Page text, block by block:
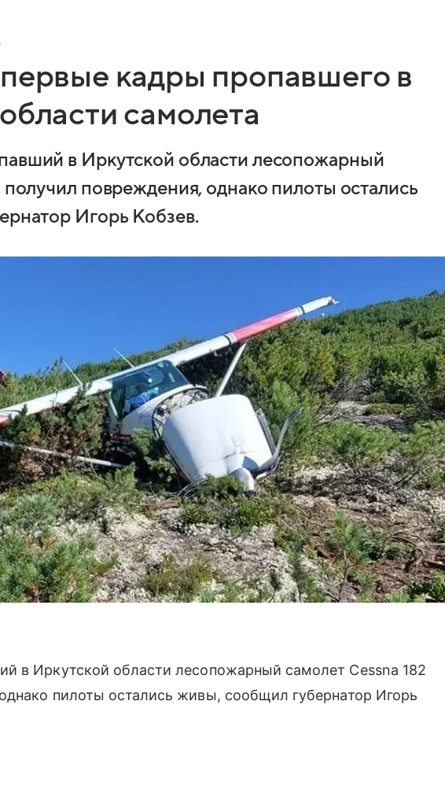
кадры пропавшего в
самолета
в Иркутской области лесопожарный
получил повреждения, однако пилоты остались
Игорь Кобзев.
в Иркутской области лесопожарный самолет Cessna 182
пилоты остались живы, сообщил губернатор Игорь